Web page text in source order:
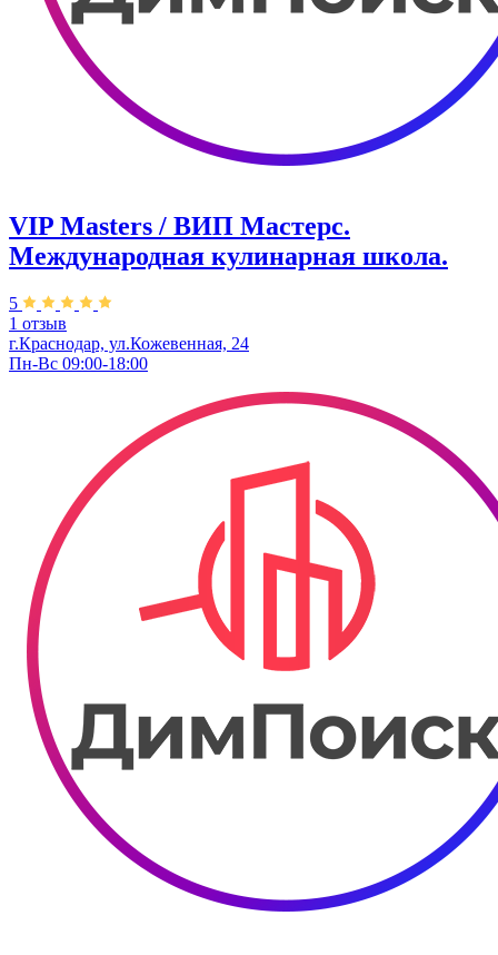
VIP Masters / ВИП Мастерс.
Международная кулинарная школа.
5
1 отзыв
г.Краснодар, ул.Кожевенная, 24
Пн-Вс 09:00-18:00